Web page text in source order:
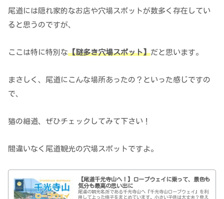
尾道には隠れ家的なお店や穴場スポットが数多く存在してい
ると思うのですが、
ここは特に特別な【謎多き穴場スポット】だと思います。
まさしく、尾道にこんな場所あったの？といった感じですの
で、
猫の細道、ぜひチェックしてみて下さい！
間違いなく尾道観光の穴場スポットですよ。
【尾道千光寺山へ！】ロープウェイに乗って、景色も
気分も最高の思い出に
尾道の観光名所である千光寺山へ『千光寺山ロープウェイ』を利
用して上った様子をまとめています。小さい子供は大丈夫？見え